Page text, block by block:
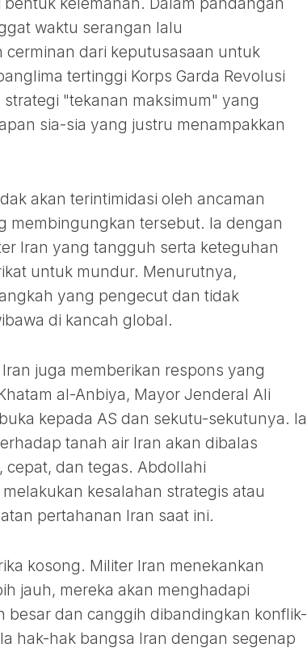
waktu serangan lalu
dari keputusasaan untuk
tertinggi Korps Garda Revolusi
strategi "tekanan maksimum" yang
sia-sia yang justru menampakkan
akan terintimidasi oleh ancaman
membingungkan tersebut. Ia dengan
Iran yang tangguh serta keteguhan
untuk mundur. Menurutnya,
yang pengecut dan tidak
di kancah global.
juga memberikan respons yang
al-Anbiya, Mayor Jenderal Ali
kepada AS dan sekutu-sekutunya. Ia
tanah air Iran akan dibalas
dan tegas. Abdollahi
kesalahan strategis atau
pertahanan Iran saat ini.
kosong. Militer Iran menekankan
jauh, mereka akan menghadapi
besar dan canggih dibandingkan konflik-
hak-hak bangsa Iran dengan segenap